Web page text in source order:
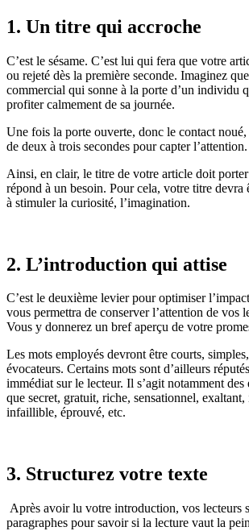
1. Un titre qui accroche
C’est le sésame. C’est lui qui fera que votre
ou rejeté dès la première seconde. Imaginez
commercial qui sonne à la porte d’un individu
profiter calmement de sa journée.
Une fois la porte ouverte, donc le contact
de deux à trois secondes pour capter l’attention.
Ainsi, en clair, le titre de votre article doit
répond à un besoin. Pour cela, votre titre devra
à stimuler la curiosité, l’imagination.
2. L’introduction qui attise
C’est le deuxième levier pour optimiser
vous permettra de conserver l’attention de vos
Vous y donnerez un bref aperçu de votre
Les mots employés devront être courts,
évocateurs. Certains mots sont d’ailleurs
immédiat sur le lecteur. Il s’agit notamment des
que secret, gratuit, riche, sensationnel,
infaillible, éprouvé, etc.
3. Structurez votre texte
Après avoir lu votre introduction, vos lecteurs
paragraphes pour savoir si la lecture vaut la